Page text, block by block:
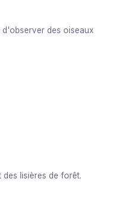
d'observer des oiseaux
lisières de forêt.